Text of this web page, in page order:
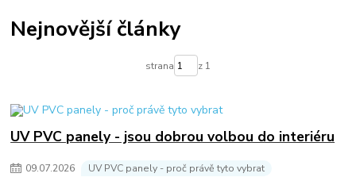
Nejnovější články
strana z 1
UV PVC panely - jsou dobrou volbou do interiéru
09.07.2026 UV PVC panely - proč právě tyto vybrat